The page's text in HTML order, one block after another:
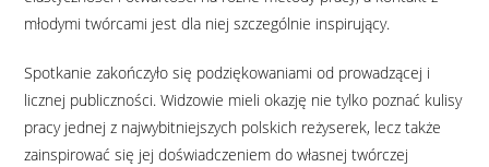
młodymi twórcami jest dla niej szczególnie inspirujący.
Spotkanie zakończyło się podziękowaniami od prowadzącej i
licznej publiczności. Widzowie mieli okazję nie tylko poznać kulisy
pracy jednej z najwybitniejszych polskich reżyserek, lecz także
zainspirować się jej doświadczeniem do własnej twórczej